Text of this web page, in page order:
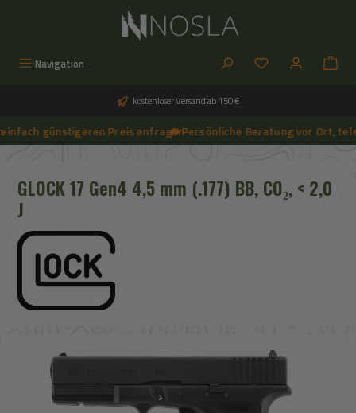
Navigation Du hast 0
kostenloser Versand ab 150 €
günstigeren Preis anfragen
➔
🔥 Persönliche Beratung vor Ort,
GLOCK 17 Gen4 4,5 mm (.177) BB, CO₂, < 2,0
J
Bildergalerie überspringen